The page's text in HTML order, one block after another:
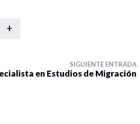
+
SIGUIENTE ENTRADA
en Estudios de Migración